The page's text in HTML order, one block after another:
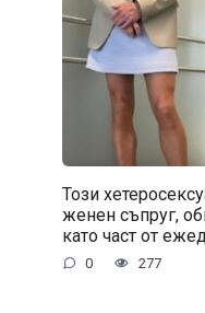
Този
женен съпруг,
като част от
0 277